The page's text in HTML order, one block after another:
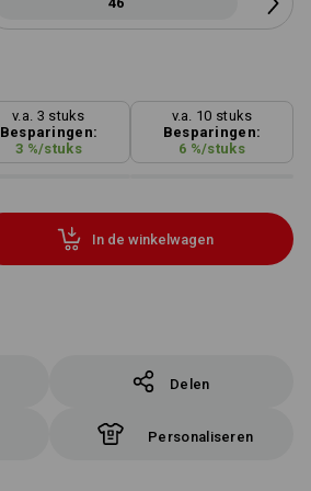
v.a. 3 stuks
Besparingen:
3 %/stuks
v.a. 10 stuks
Besparingen:
6 %/stuks
In de winkelwagen
Delen
Personaliseren